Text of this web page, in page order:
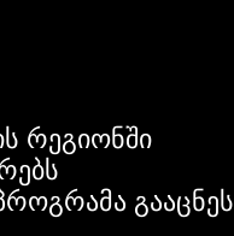
რეგიონში
გააცნეს